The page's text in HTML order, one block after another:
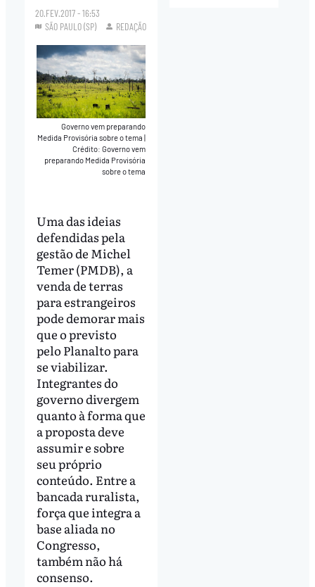
20.FEV.2017 - 16:53
SÃO PAULO (SP)
REDAÇÃO
Governo vem preparando
Medida Provisória sobre o tema|
Crédito: Governo vem
preparando Medida Provisória
sobre o tema
Uma das ideias
defendidas pela
gestão de Michel
Temer (PMDB), a
venda de terras
para estrangeiros
pode demorar mais
que o previsto
pelo Planalto para
se viabilizar.
Integrantes do
governo divergem
quanto à forma que
a proposta deve
assumir e sobre
seu próprio
conteúdo. Entre a
bancada ruralista,
força que integra a
base aliada no
Congresso,
também não há
consenso.